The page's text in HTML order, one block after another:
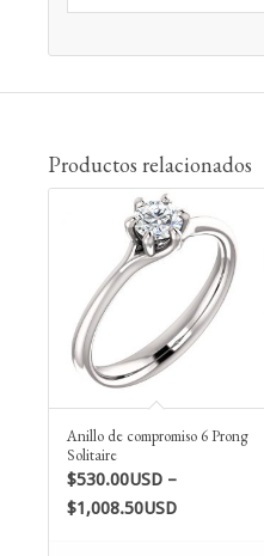
Productos relacionados
Anillo de compromiso 6 Prong
Solitaire
$530.00USD –
$1,008.50USDPrice